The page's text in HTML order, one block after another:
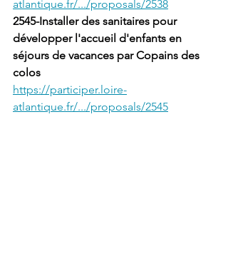
atlantique.fr/.../proposals/2538
2545-Installer des sanitaires pour
développer l'accueil d'enfants en
séjours de vacances par Copains des
colos
https://participer.loire-
atlantique.fr/.../proposals/2545